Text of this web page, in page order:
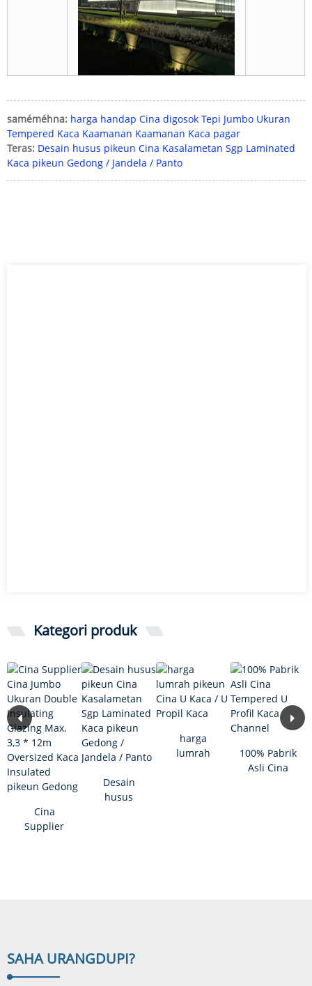
saméméhna: harga handap Cina digosok Tepi Jumbo Ukuran
Tempered Kaca Kaamanan Kaamanan Kaca pagar
Teras: Desain husus pikeun Cina Kasalametan Sgp Laminated
Kaca pikeun Gedong / Jandela / Panto
Kategori produk
Cina
Supplier
Desain
husus
harga
lumrah
100% Pabrik
Asli Cina
SAHA URANGDUPI?